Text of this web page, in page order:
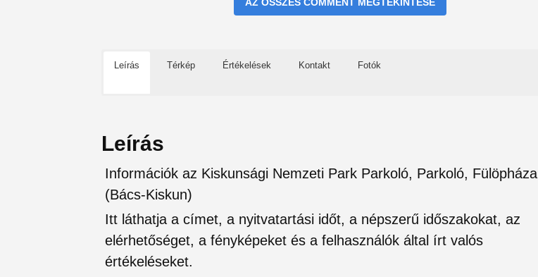
Leírás Térkép Értékelések Kontakt Fotók
Leírás
Információk az Kiskunsági Nemzeti Park Parkoló, Parkoló, Fülöpháza
(Bács-Kiskun)
Itt láthatja a címet, a nyitvatartási időt, a népszerű időszakokat, az
elérhetőséget, a fényképeket és a felhasználók által írt valós
értékeléseket.